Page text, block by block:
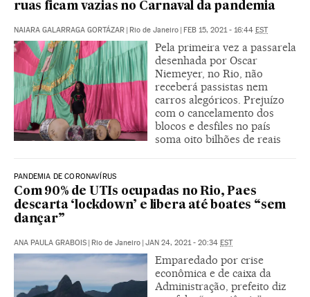
ruas ficam vazias no Carnaval da pandemia
NAIARA GALARRAGA GORTÁZAR Rio de Janeiro FEB 15, 2021 - 16:44 EST
Pela primeira vez a passarela
desenhada por Oscar
Niemeyer, no Rio, não
receberá passistas nem
carros alegóricos. Prejuízo
com o cancelamento dos
blocos e desfiles no país
soma oito bilhões de reais
PANDEMIA DE CORONAVÍRUS
Com 90% de UTIs ocupadas no Rio, Paes
descarta ‘lockdown’ e libera até boates “sem
dançar”
ANA PAULA GRABOIS Rio de Janeiro JAN 24, 2021 - 20:34 EST
Emparedado por crise
econômica e de caixa da
Administração, prefeito diz